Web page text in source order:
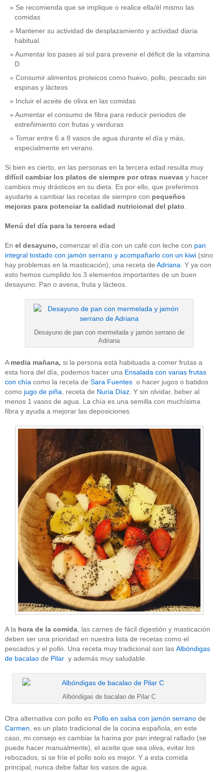
Se recomienda que se implique o realice ella/él mismo las
comidas
Mantener su actividad de desplazamiento y actividad diaria
habitual.
Aumentar los pases al sol para prevenir el déficit de la vitamina
D.
Consumir alimentos proteicos como huevo, pollo, pescado sin
espinas y lácteos
Incluir el aceite de oliva en las comidas
Aumentar el consumo de fibra para reducir periodos de
estreñimiento con frutas y verduras
Tomar entre 6 a 8 vasos de agua durante el día y más,
especialmente en verano.
Si bien es cierto, en las personas en la tercera edad resulta muy
difícil cambiar los platos de siempre por otras nuevas y hacer
cambios muy drásticos en su dieta. Es por ello, que preferimos
ayudarte a cambiar las recetas de siempre con pequeños
mejoras para potenciar la calidad nutricional del plato
Menú del día para la tercera edad
En el desayuno, comenzar el día con un café con leche con pan
integral tostado con jamón serrano y acompañarlo con un kiwi (sino
hay problemas en la masticación), una receta de Adriana . Y ya con
esto hemos cumplido los 3 elementos importantes de un buen
desayuno: Pan o avena, fruta y lácteos.
Desayuno de pan con mermelada y jamón serrano de
Adriana
A media mañana, si la persona está habituada a comer frutas a
esta hora del día, podemos hacer una Ensalada con varias frutas
con chía como la receta de Sara Fuentes o hacer jugos o batidos
como jugo de piña , receta de Nuria Díaz . Y sin olvidar, beber al
menos 1 vasos de agua. La chía es una semilla con muchísima
fibra y ayuda a mejorar las deposiciones.
A la hora de la comida , las carnes de fácil digestión y masticación
deben ser una prioridad en nuestra lista de recetas como el
pescados y el pollo. Una receta muy tradicional son las Albóndigas
de bacalao de Pilar y además muy saludable.
Albóndigas de bacalao de Pilar C
Otra alternativa con pollo es Pollo en salsa con jamón serrano de
Carmen , es un plato tradicional de la cocina española, en este
caso, mi consejo es cambiar la harina por pan integral rallado (se
puede hacer manualmente), el aceite que sea oliva, evitar los
rebozados, si se fríe el pollo solo es mejor. Y a esta comida
principal, nunca debe faltar los vasos de agua.